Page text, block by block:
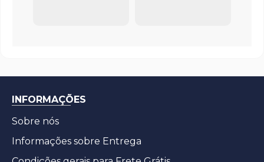
INFORMAÇÕES
Sobre nós
Informações sobre Entrega